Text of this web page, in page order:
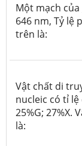
Một mạch của
646 nm, Tỷ lệ
trên là:
Vật chất di
nucleic có tỉ lệ
25%G; 27%X.
là: